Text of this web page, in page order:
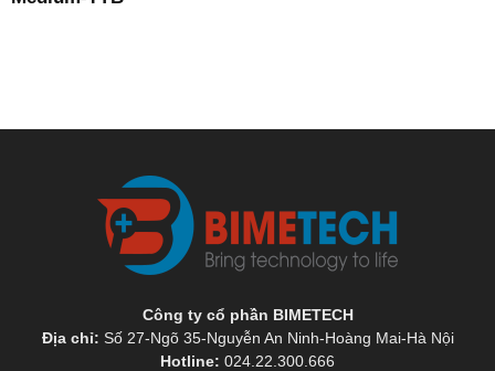
Công ty cổ phần BIMETECH
Địa chỉ: Số 27-Ngõ 35-Nguyễn An Ninh-Hoàng Mai-Hà Nội
Hotline: 024.22.300.666